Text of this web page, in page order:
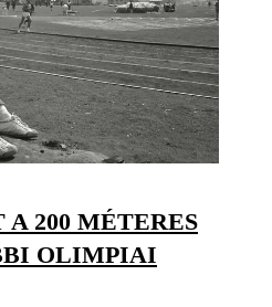
200 MÉTERES
OLIMPIAI